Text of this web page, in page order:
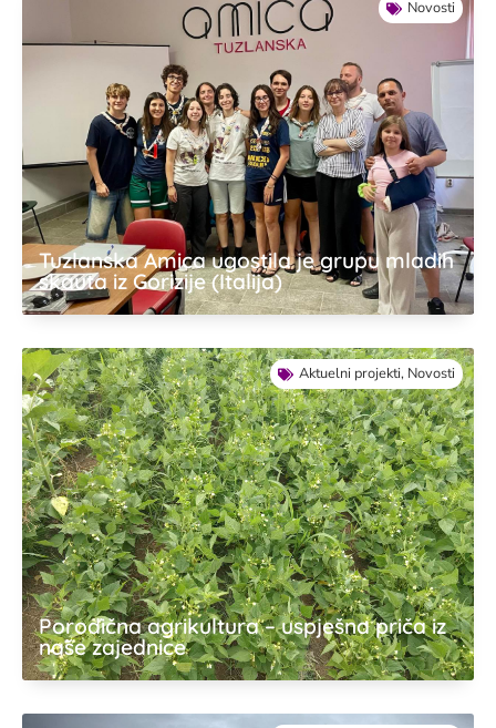
Novosti
Tuzlanska Amica ugostila je grupu mladih
skauta iz Gorizije (Italija)
Aktuelni projekti, Novosti
Porodična agrikultura – uspješna priča iz
naše zajednice